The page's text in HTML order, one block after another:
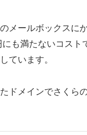
メールボックスに
も満たないコスト
ています。
ドメインでさくら